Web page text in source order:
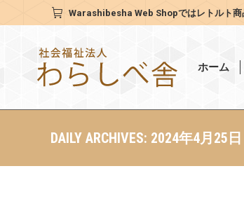
Warashibesha Web Shopではレトルト
ホーム
DAILY ARCHIVES: 2024年4月25日